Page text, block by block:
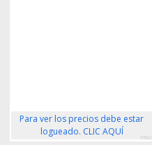
Para ver los precios debe estar
logueado. CLIC AQUÍ
6582